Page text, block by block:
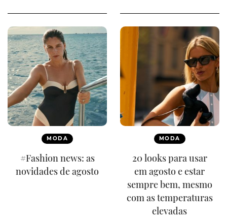
MODA
#Fashion news: as
novidades de agosto
MODA
20 looks para usar
em agosto e estar
sempre bem, mesmo
com as temperaturas
elevadas